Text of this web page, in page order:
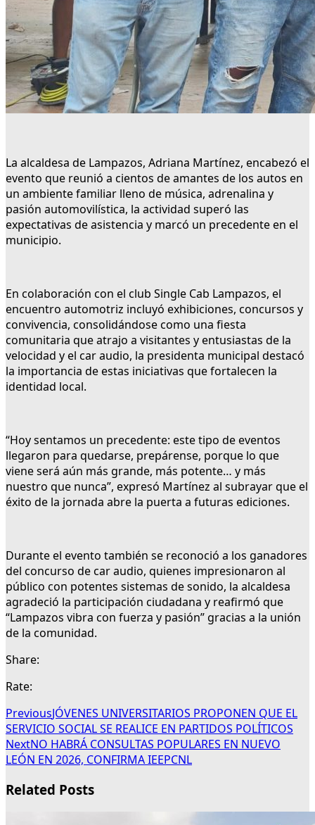
La alcaldesa de Lampazos, Adriana Martínez, encabezó el
evento que reunió a cientos de amantes de los autos en
un ambiente familiar lleno de música, adrenalina y
pasión automovilística, la actividad superó las
expectativas de asistencia y marcó un precedente en el
municipio.
En colaboración con el club Single Cab Lampazos, el
encuentro automotriz incluyó exhibiciones, concursos y
convivencia, consolidándose como una fiesta
comunitaria que atrajo a visitantes y entusiastas de la
velocidad y el car audio, la presidenta municipal destacó
la importancia de estas iniciativas que fortalecen la
identidad local.
“Hoy sentamos un precedente: este tipo de eventos
llegaron para quedarse, prepárense, porque lo que
viene será aún más grande, más potente… y más
nuestro que nunca”, expresó Martínez al subrayar que el
éxito de la jornada abre la puerta a futuras ediciones.
Durante el evento también se reconoció a los ganadores
del concurso de car audio, quienes impresionaron al
público con potentes sistemas de sonido, la alcaldesa
agradeció la participación ciudadana y reafirmó que
“Lampazos vibra con fuerza y pasión” gracias a la unión
de la comunidad.
Share:
Rate:
PreviousJÓVENES UNIVERSITARIOS PROPONEN QUE EL
SERVICIO SOCIAL SE REALICE EN PARTIDOS POLÍTICOS
NextNO HABRÁ CONSULTAS POPULARES EN NUEVO
LEÓN EN 2026, CONFIRMA IEEPCNL
Related Posts